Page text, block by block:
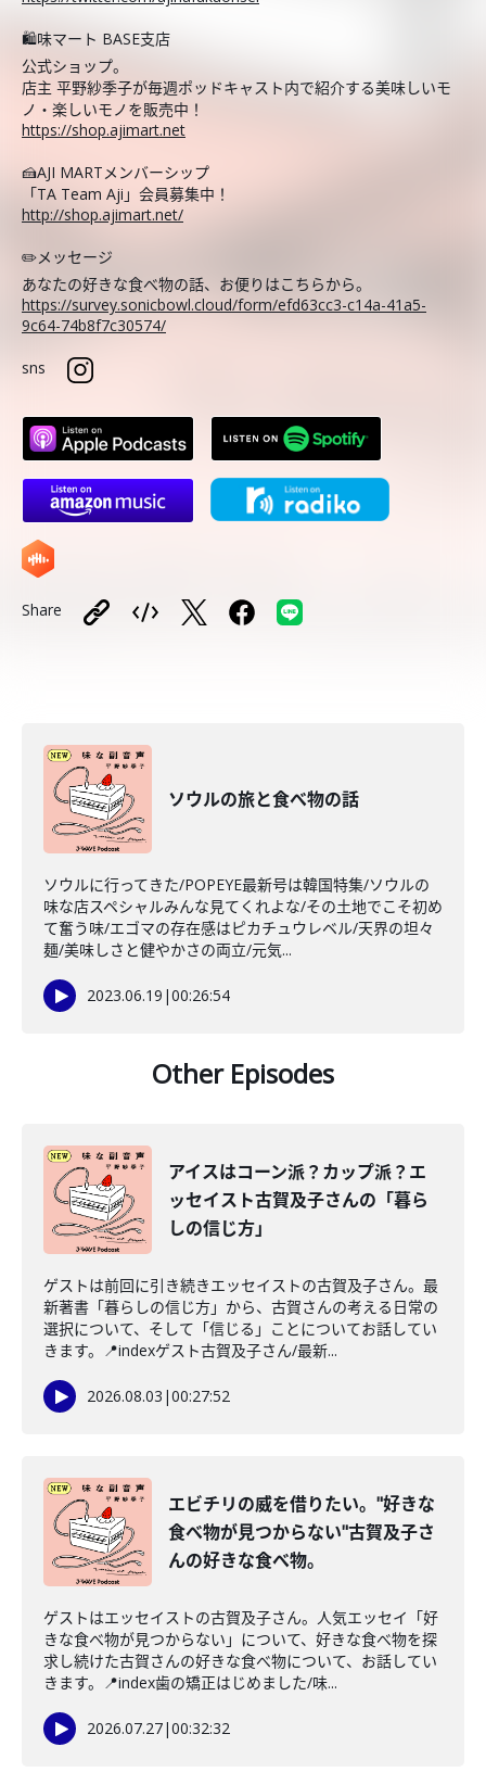
🛍️味マート BASE支店
公式ショップ。
店主 平野紗季子が毎週ポッドキャスト内で紹介する美味しいモ
ノ・楽しいモノを販売中！
https://shop.ajimart.net
🍰AJI MARTメンバーシップ
「TA Team Aji」会員募集中！
http://shop.ajimart.net/
✏️メッセージ
あなたの好きな食べ物の話、お便りはこちらから。
https://survey.sonicbowl.cloud/form/efd63cc3-c14a-41a5-
9c64-74b8f7c30574/
sns
Share
ソウルの旅と食べ物の話
ソウルに行ってきた/POPEYE最新号は韓国特集/ソウルの
味な店スペシャルみんな見てくれよな/その土地でこそ初め
て奮う味/エゴマの存在感はピカチュウレベル/天界の坦々
麺/美味しさと健やかさの両立/元気...
2023.06.19 |00:26:54
Other Episodes
アイスはコーン派？カップ派？エ
ッセイスト古賀及子さんの「暮ら
しの信じ方」
ゲストは前回に引き続きエッセイストの古賀及子さん。最
新著書「暮らしの信じ方」から、古賀さんの考える日常の
選択について、そして「信じる」ことについてお話してい
きます。📍indexゲスト古賀及子さん/最新...
2026.08.03 |00:27:52
エビチリの威を借りたい。"好きな
食べ物が見つからない"古賀及子さ
んの好きな食べ物。
ゲストはエッセイストの古賀及子さん。人気エッセイ「好
きな食べ物が見つからない」について、好きな食べ物を探
求し続けた古賀さんの好きな食べ物について、お話してい
きます。📍index歯の矯正はじめました/味...
2026.07.27|00:32:32